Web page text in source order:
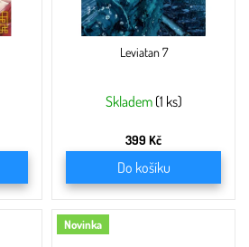
Leviatan 7
Skladem (1 ks)
399 Kč
Do košíku
Novinka